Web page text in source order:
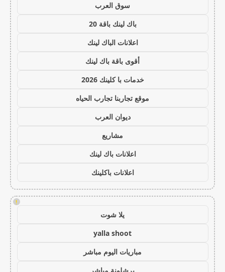
سوق العرب
باك لينك باقة 20
اعلانات الباك لينك
أقوى باقة باك لينك
خدمات با كلينك 2026
موقع تجاربنا تجارب الحياه
ديوان العرب
مشاريع
اعلانات باك لينك
اعلانات باكلينك
!
يلا شوت
yalla shoot
مباريات اليوم مباشر